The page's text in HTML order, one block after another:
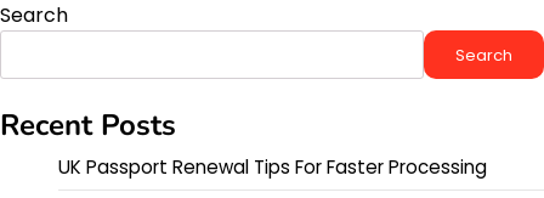
Search
Search
Recent Posts
UK Passport Renewal Tips For Faster Processing